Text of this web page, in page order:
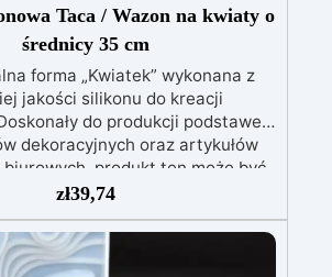
Taca / Wazon na kwiaty o
średnicy 35 cm
forma „Kwiatek” wykonana z
jakości silikonu do kreacji
do ​​produkcji podstawek,
dekoracyjnych oraz artykułów
biurowych, produkt ten może być
przez lata. Wymiary: 35cm x
1cm
zł39,74